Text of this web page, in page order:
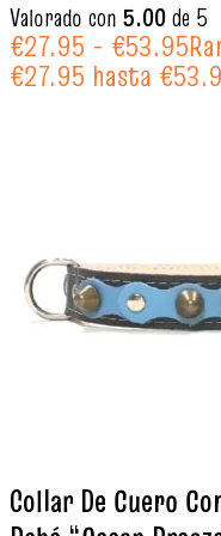
Valorado con 5.00de 5
€27.95 - €53.95
€27.95 hasta
Collar De Cuero